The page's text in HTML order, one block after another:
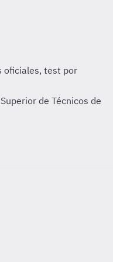
de Técnicos de